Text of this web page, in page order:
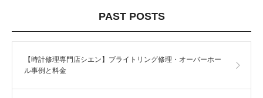
PAST POSTS
【時計修理専門店シエン】ブライトリング修理・オーバーホー
ル事例と料金